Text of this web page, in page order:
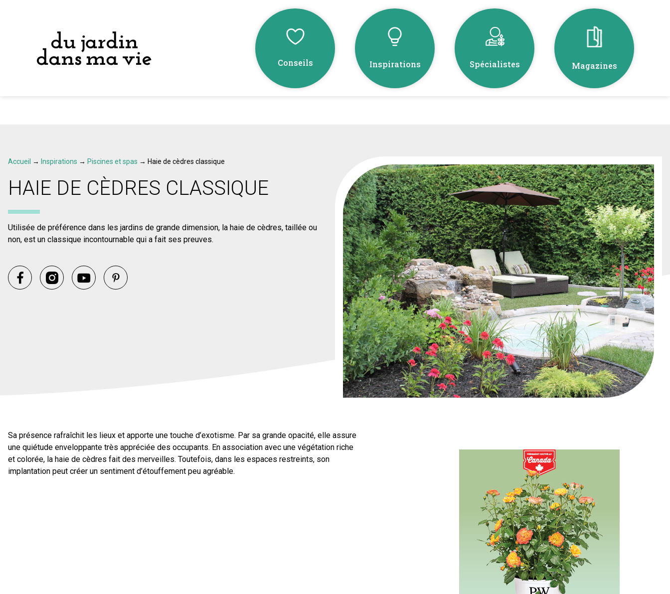
Conseils Inspirations Spécialistes Magazines
Accueil → Inspirations → Piscines et spas → Haie de cèdres classique
HAIE DE CÈDRES CLASSIQUE
Utilisée de préférence dans les jardins de grande dimension, la haie de cèdres, taillée ou
non, est un classique incontournable qui a fait ses preuves.
Sa présence rafraîchit les lieux et apporte une touche d’exotisme. Par sa grande opacité, elle assure
une quiétude enveloppante très appréciée des occupants. En association avec une végétation riche
et colorée, la haie de cèdres fait des merveilles. Toutefois, dans les espaces restreints, son
implantation peut créer un sentiment d’étouffement peu agréable.